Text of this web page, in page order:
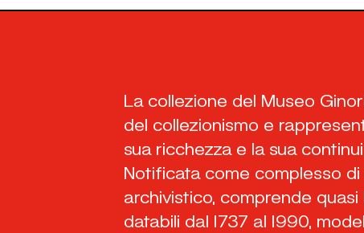
La collezione del Museo
del collezionismo e
sua ricchezza e la sua
Notificata come complesso
archivistico, comprende
databili dal 1737 al 1990,